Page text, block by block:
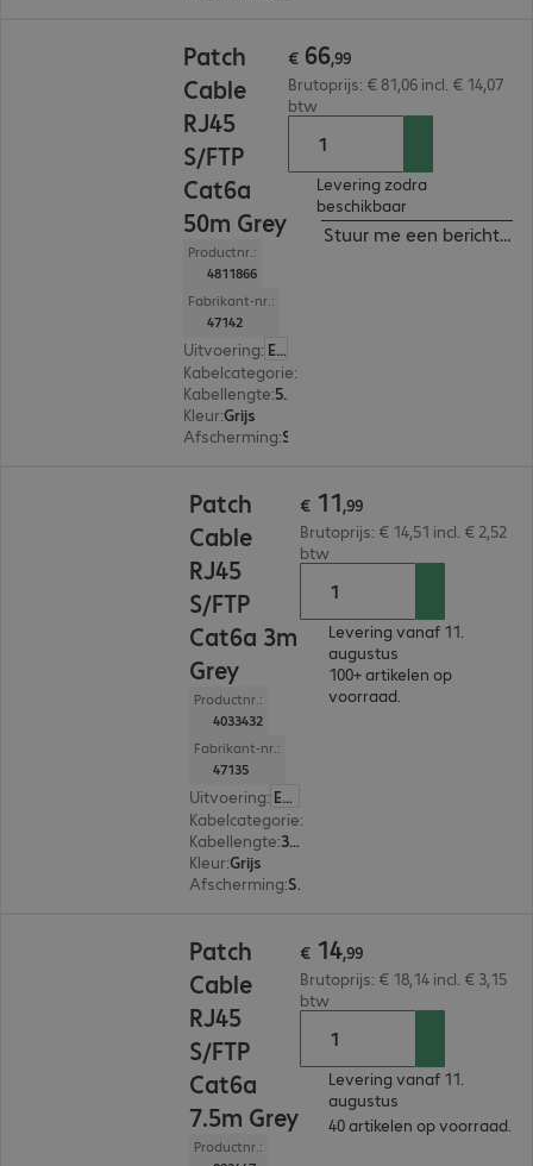
Patch
Cable
RJ45
S/FTP
Cat6a
50m Grey
Productnr.:
4811866
Fabrikant-nr.:
47142
Uitvoering: Europa
Kabelcategorie:
Kabellengte: 50 m
Kleur:Grijs
Afscherming:
€ 66,99
Brutoprijs: € 81,06 incl. € 14,07
btw
Levering zodra
beschikbaar
Stuur me een bericht
Patch
Cable
RJ45
S/FTP
Cat6a 3m
Grey
Productnr.:
4033432
Fabrikant-nr.:
47135
Uitvoering: Europa
Kabelcategorie:
Kabellengte: 3 m
Kleur:Grijs
Afscherming: S/FTP (PIMF)
€ 11,99
Brutoprijs: € 14,51 incl. € 2,52
btw
Levering vanaf 11.
augustus
100+ artikelen op
voorraad.
Patch
Cable
RJ45
S/FTP
Cat6a
7.5m Grey
Productnr.:
€ 14,99
Brutoprijs: € 18,14 incl. € 3,15
btw
Levering vanaf 11.
augustus
40 artikelen op voorraad.